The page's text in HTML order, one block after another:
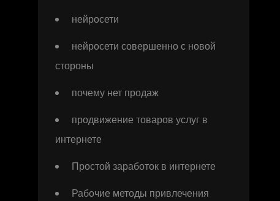
нейросети
нейросети совершенно с новой
стороны
почему нет продаж
продвижение товаров услуг в
интернете
Простой заработок в интернете
Рабочие методы привлечения